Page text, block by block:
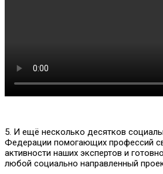
5. И ещё несколько десятков
Федерации помогающих профессий
активности наших экспертов и
любой социально направленный